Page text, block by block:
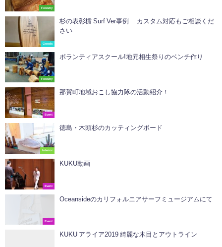
Forestry
Goods
杉の表彰楯 Surf Ver‍事例 カスタム対応もご相談くだ
さい
Forestry
ボランティアスクール!地元相生祭りのベンチ作り
Event
那賀町地域おこし協力隊の活動紹介！
Interior
徳島・木頭杉のカッティングボード
Event
KUKU動画
Event
Oceansideのカリフォルニアサーフミュージアムにて
KUKU アライア2019 綺麗な木目とアウトライン